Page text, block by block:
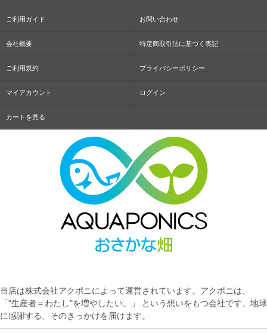
ご利用ガイド お問い合わせ
会社概要 特定商取引法に基づく表記
ご利用規約 プライバシーポリシー
マイアカウント ログイン
カートを見る
当店は株式会社アクポニによって運営されています。アクポニは、
「"生産者＝わたし"を増やしたい。」 という想いをもつ会社です。地球
に感謝する、そのきっかけを届けます。